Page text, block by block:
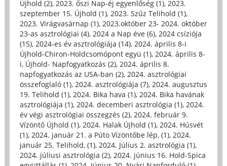
Újhold (2), 2023. őszi Nap-éj egyenlőség (1), 2023.
szeptember 15. Újhold (1), 2023. Szűz Telihold (1),
2023. Virágvasárnap (1), 2023.október 23- 2024. október
23-as asztrológiai (4), 2024 a Nap éve (6), 2024 csíziója
(15), 2024-es év asztrológiája (14), 2024. április 8-i
Újhold-Chiron-Holdcsomópont együ (1), 2024. április 8-
i, Újhold- Napfogyatkozás (2), 2024. április 8.
napfogyatkozás az USA-ban (2), 2024. asztrológiai
összefoglaló (1), 2024. asztrológiája (7), 2024. augusztus
19. Telihold (1), 2024. Bika hava (1), 2024. Bika havának
asztrológiája (1), 2024. decemberi asztrológia (1), 2024.
év végi asztrológiai összegzés (2), 2024. február 9.
Vízöntő Újhold (1), 2024. Halak Újhold (1), 2024. Húsvét
(1), 2024. január 21. a Púto Vízöntőbe lép, (1), 2024.
január 25. Telihold, (1), 2024. Július 2. asztrológia (1),
2024. júliusi asztrológia (2), 2024. június 16. Hold-Spica